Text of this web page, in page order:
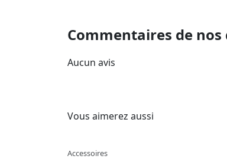
Commentaires de nos
Aucun avis
Vous aimerez aussi
Accessoires